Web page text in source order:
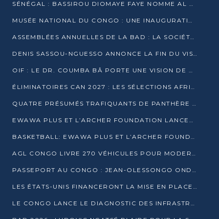
SÉNÉGAL : BASSIROU DIOMAYE FAYE NOMME AL AMINOU LÔ PREMIER MINISTRE
MUSÉE NATIONAL DU CONGO : UNE INAUGURATION PORTEUSE D’ESPOIR POUR LA CULTURE
ASSEMBLÉES ANNUELLES DE LA BAD : LA SOCIÉTÉ CIVILE CONGOLAISE À LA RECHERCHE DE PARTENAIRES POUR SES PROJETS
DENIS SASSOU-NGUESSO ANNONCE LA FIN DU VISA POUR LES AFRICAINS EN 2027
OIF : LE DR. COUMBA BÂ PORTE UNE VISION DE DIALOGUE, DE STABILITÉ ET DE RÉFORME À LA TÊTE
ÉLIMINATOIRES CAN 2027 : LES SÉLECTIONS AFRICAINES CONNAISSENT LEURS ADVERSAIRES
QUATRE PRÉSUMÉS TRAFIQUANTS DE PANTHÈRE ARRÊTÉS À EWO
EWAWA PLUS ET L’ARCHER FOUNDATION LANCENT UN CAMP DE BASKET POUR LES JEUNES À BRAZZAVILLE
BASKETBALL: EWAWA PLUS ET L’ARCHER FOUNDATION LANCENT UN CAMP POUR LES JEUNES
AGL CONGO LIVRE 270 VÉHICULES POUR MODERNISER LE TRANSPORT URBAIN
PASSEPORT AU CONGO : JEAN-OLESSONGO ONDAYE VEUT METTRE FIN AUX LENTEURS ADMINISTRATIVES
LES ÉTATS-UNIS FINANCERONT LA MISE EN PLACE DE JUSQU’À 50 CLINIQUES DE LUTTE CONTRE L’EBOLA
LE CONGO LANCE LE DIAGNOSTIC DES INFRASTRUCTURES SPORTIVES DU COMPLEXE DE KINTÉLÉ